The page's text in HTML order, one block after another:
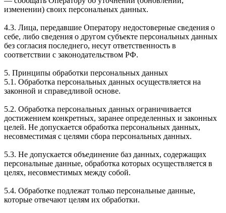
изменении) своих персональных данных.
4.3. Лица, передавшие Оператору недостоверные сведения о
себе, либо сведения о другом субъекте персональных данных
без согласия последнего, несут ответственность в
соответствии с законодательством РФ.
5. Принципы обработки персональных данных
5.1. Обработка персональных данных осуществляется на
законной и справедливой основе.
5.2. Обработка персональных данных ограничивается
достижением конкретных, заранее определенных и законных
целей. Не допускается обработка персональных данных,
несовместимая с целями сбора персональных данных.
5.3. Не допускается объединение баз данных, содержащих
персональные данные, обработка которых осуществляется в
целях, несовместимых между собой.
5.4. Обработке подлежат только персональные данные,
которые отвечают целям их обработки.